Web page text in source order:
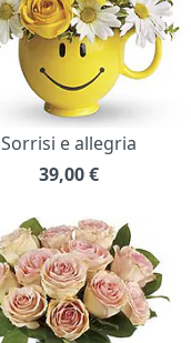
Sorrisi e allegria
39,00€